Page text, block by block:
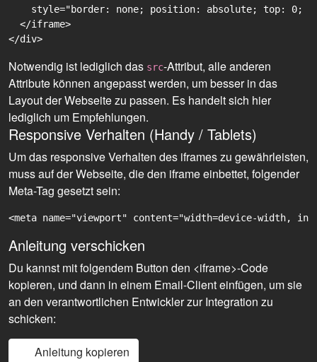
style="border: none; position: absolute; top: 0;
  </iframe>
Notwendig ist lediglich das src-Attribut, alle anderen
Attribute können angepasst werden, um besser in das
Layout der Webseite zu passen. Es handelt sich hier
lediglich um Empfehlungen.
Responsive Verhalten (Handy / Tablets)
Um das responsive Verhalten des iframes zu gewährleisten,
muss auf der Webseite, die den iframe einbettet, folgender
Meta-Tag gesetzt sein:
<meta name="viewport" content="width=device-width,
Anleitung verschicken
Du kannst mit folgendem Button den <iframe>-Code
kopieren, und dann in einem Email-Client einfügen, um sie
an den verantwortlichen Entwickler zur Integration zu
schicken:
Anleitung kopieren